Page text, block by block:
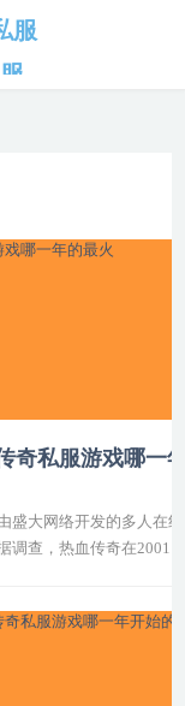
奇私服游戏哪一
盛大网络开发的多人在
调查，热血传奇在2001